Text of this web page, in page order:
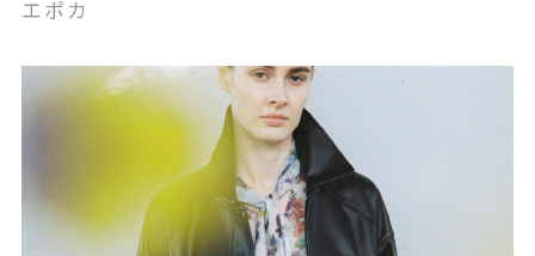
エポカ